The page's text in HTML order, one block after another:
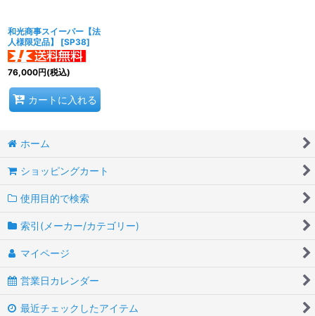
和光商事スイーパー【法
人様限定品】
[SP38]
76,000円(税込)
カートに入れる
ホーム
ショッピングカート
使用目的で検索
索引(メーカー/カテゴリー)
マイページ
営業日カレンダー
最近チェックしたアイテム